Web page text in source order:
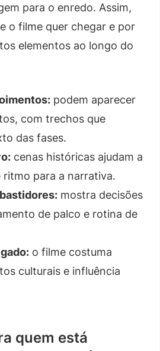
para o enredo. Assim,
o filme quer chegar e por
elementos ao longo do
podem aparecer
com trechos que
das fases.
cenas históricas ajudam a
ritmo para a narrativa.
mostra decisões
de palco e rotina de
o filme costuma
culturais e influência
quem está